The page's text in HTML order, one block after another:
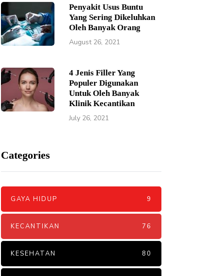
Penyakit Usus Buntu
Yang Sering Dikeluhkan
Oleh Banyak Orang
August 26, 2021
4 Jenis Filler Yang
Populer Digunakan
Untuk Oleh Banyak
Klinik Kecantikan
July 26, 2021
Categories
GAYA HIDUP 9
KECANTIKAN 76
KESEHATAN 80